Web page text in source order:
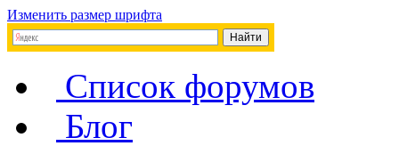
Изменить размер шрифта
Список форумов
Блог